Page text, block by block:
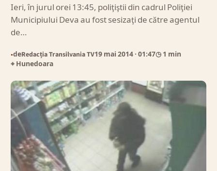
Ieri, în jurul orei 13:45, poliţiştii din cadrul Poliţiei
Municipiului Deva au fost sesizaţi de către agentul
de…
●deRedacția Transilvania TV19 mai 2014 · 01:47◷ 1 min
⌖ Hunedoara